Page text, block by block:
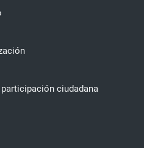
ciudadana